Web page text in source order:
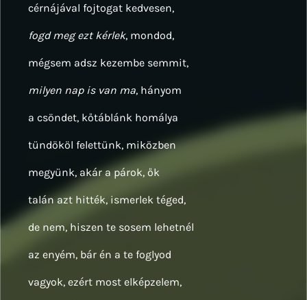
cérnájával fojtogat kedvesen,
fogd meg ezt kérlek, mondod,
mégsem adsz kezembe semmit,
milyen nap is van ma, hányom
a csöndet, kőtáblánk homálya
tündököl felettünk, miközben
megyünk, akár a párok, ők
talán azt hitték, ismerlek téged,
de nem, hiszen te sosem lehetnél
az enyém, bár én a te foglyod
vagyok, ezért most elképzelem,